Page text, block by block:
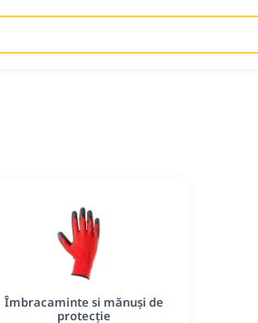
Îmbracaminte si mănuși de
protecție